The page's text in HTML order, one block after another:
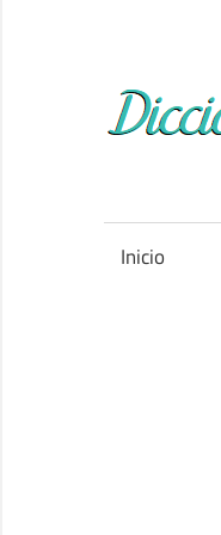
contenido
Inicio